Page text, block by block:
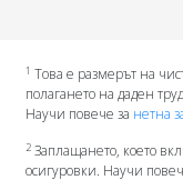
1 Това е размерът на
полагането на даден
Научи повече за нетна
2Заплащането, което
осигуровки. Научи